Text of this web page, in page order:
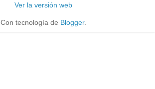
Ver la versión web
Con tecnología de Blogger.